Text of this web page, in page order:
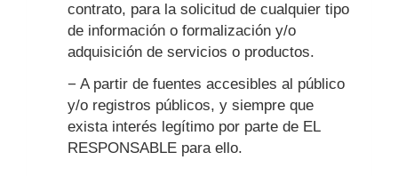
contrato, para la solicitud de cualquier tipo
de información o formalización y/o
adquisición de servicios o productos.
− A partir de fuentes accesibles al público
y/o registros públicos, y siempre que
exista interés legítimo por parte de EL
RESPONSABLE para ello.